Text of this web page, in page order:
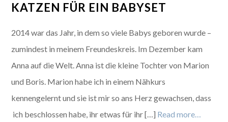
KATZEN FÜR EIN BABYSET
2014 war das Jahr, in dem so viele Babys geboren wurde –
zumindest in meinem Freundeskreis. Im Dezember kam
Anna auf die Welt. Anna ist die kleine Tochter von Marion
und Boris. Marion habe ich in einem Nähkurs
kennengelernt und sie ist mir so ans Herz gewachsen, dass
ich beschlossen habe, ihr etwas für ihr […] Read more…